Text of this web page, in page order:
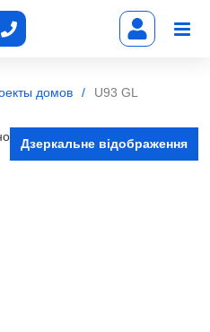
домов U93 GL
Дзеркальне відображення